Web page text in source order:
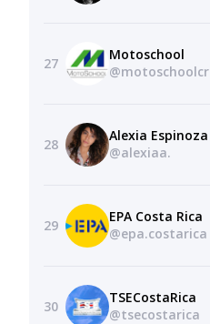
27
Motoschool
@motoschoolcr
28
Alexia Espinoza
@alexiaa.
29
EPA Costa Rica
@epa.costarica
30
TSECostaRica
@tsecostarica